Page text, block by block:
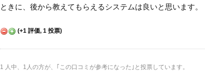
ときに、後から教えてもらえるシステムは良いと思います。
(+1 評価, 1 投票)
1 人中、1人の方が、｢この口コミが参考になった｣と投票しています。